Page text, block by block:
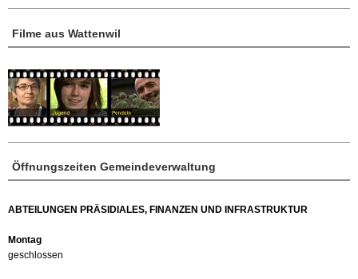
Öffnungszeiten Gemeindeverwaltung
ABTEILUNGEN PRÄSIDIALES, FINANZEN UND INFRASTRUKTUR
Montag
geschlossen
Filme aus Wattenwil